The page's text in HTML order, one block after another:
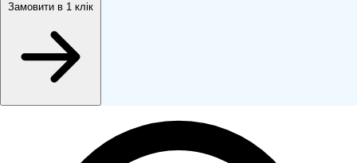
Замовити в 1 клік